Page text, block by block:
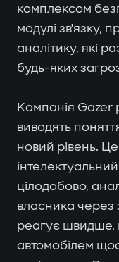
комплексом
модулі зв'язку,
аналітику, які
будь-яких
Компанія
виводять
новий рівень.
цілодобово,
власника через
реагує швидше,
автомобілем